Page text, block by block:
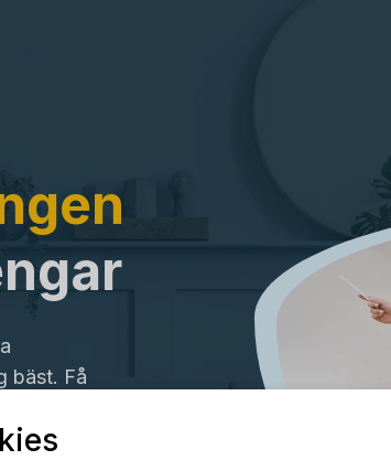
bäst. Få